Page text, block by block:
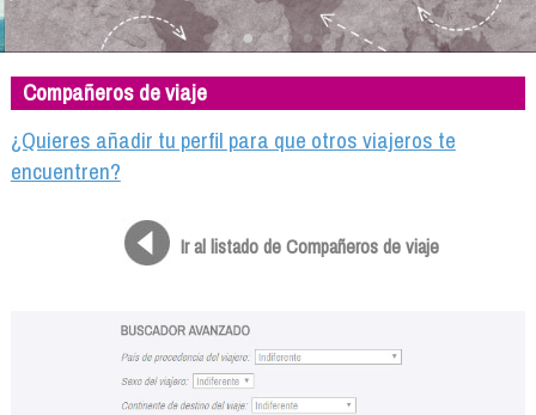
Viaja con nosotros
Camino solidario
Libros
Compañeros de viaje
Compañeros de viaje
¿Quieres añadir tu perfil para que otros viajeros te
encuentren?
Ir al listado de Compañeros de viaje